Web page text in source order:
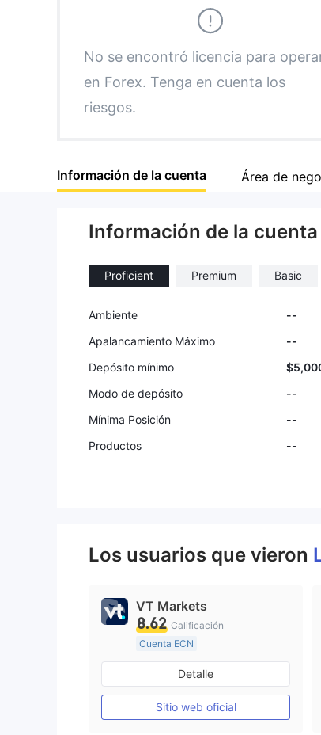
5
6
7
8
9
4
7
8
9
No se encontró licencia para
en Forex. Tenga en cuenta los
riesgos.
Información de la cuenta Área de
Información de la cuenta
Proficient Premium Basic
Ambiente --
Apalancamiento Máximo
--
Depósito mínimo
Modo de depósito
--
Mínima Posición
--
Productos
--
Los usuarios que vieron
VT Markets
8.62 Calificación
Cuenta ECN
De 10 a 15 años
Supervisión en Australia
Creación Mercado Forex (MM)
Licencia completa de MT4
Detalle
Sitio web oficial